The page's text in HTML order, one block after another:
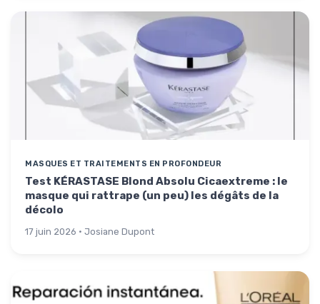
MASQUES ET TRAITEMENTS EN PROFONDEUR
Test KÉRASTASE Blond Absolu Cicaextreme : le
masque qui rattrape (un peu) les dégâts de la
décolo
17 juin 2026 · Josiane Dupont